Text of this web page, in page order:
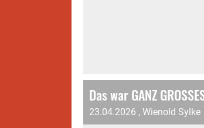
Das war GANZ
23.04.2026 , Wienold Sylke